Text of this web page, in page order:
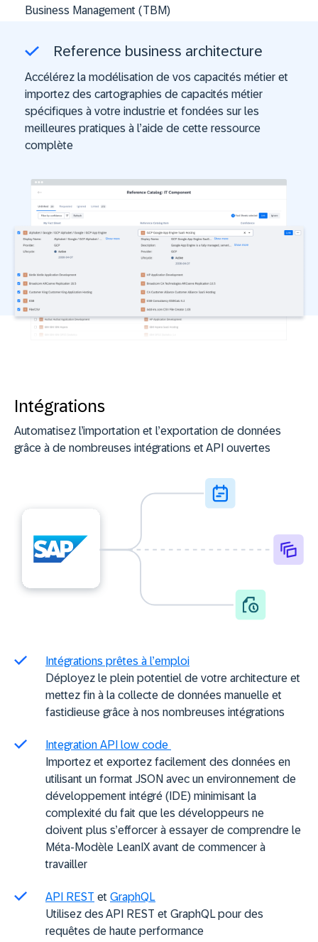
Business Management (TBM)
Reference business architecture
Accélérez la modélisation de vos capacités métier et
importez des cartographies de capacités métier
spécifiques à votre industrie et fondées sur les
meilleures pratiques à l’aide de cette ressource
complète
Intégrations
Automatisez l’importation et l’exportation de données
grâce à de nombreuses intégrations et API ouvertes
Intégrations prêtes à l’emploi
Déployez le plein potentiel de votre architecture et
mettez fin à la collecte de données manuelle et
fastidieuse grâce à nos nombreuses intégrations
Integration API low code
Importez et exportez facilement des données en
utilisant un format JSON avec un environnement de
développement intégré (IDE) minimisant la
complexité du fait que les développeurs ne
doivent plus s’efforcer à essayer de comprendre le
Méta-Modèle LeanIX avant de commencer à
travailler
API REST et GraphQL
Utilisez des API REST et GraphQL pour des
requêtes de haute performance